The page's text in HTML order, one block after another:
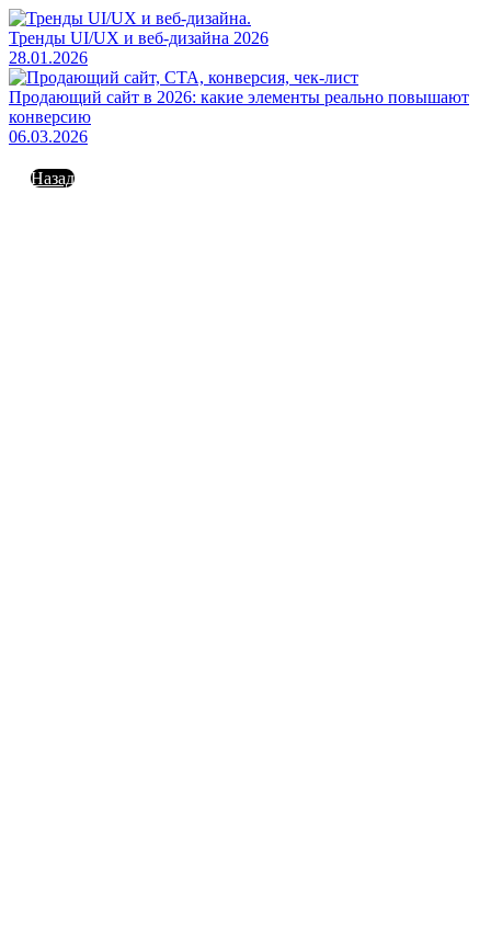
Тренды UI/UX и веб-дизайна 2026
28.01.2026
Продающий сайт в 2026: какие элементы реально повышают
конверсию
06.03.2026
Назад